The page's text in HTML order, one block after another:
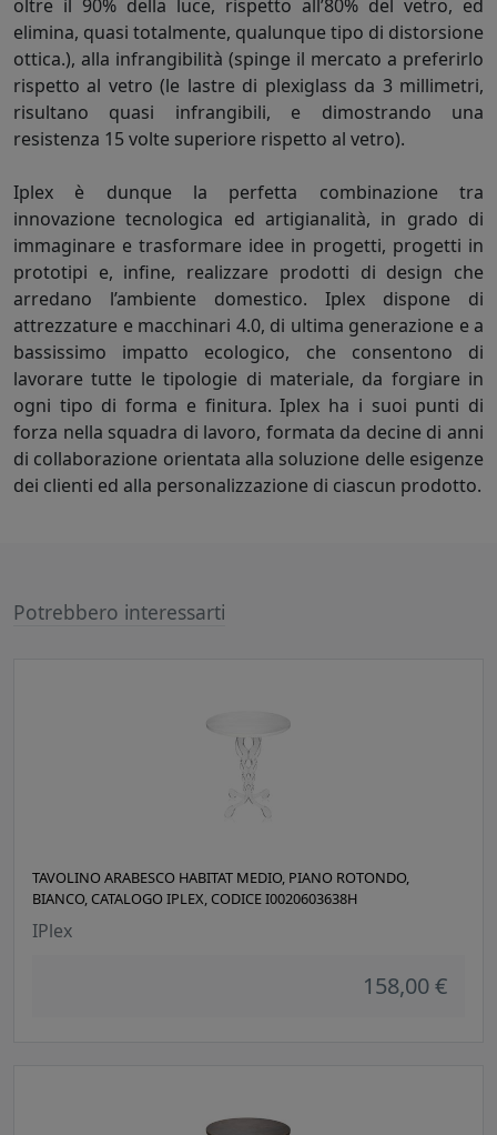
oltre il 90% della luce, rispetto all’80% del vetro, ed
elimina, quasi totalmente, qualunque tipo di distorsione
ottica.), alla infrangibilità (spinge il mercato a preferirlo
rispetto al vetro (le lastre di plexiglass da 3 millimetri,
risultano quasi infrangibili, e dimostrando una
resistenza 15 volte superiore rispetto al vetro).
Iplex è dunque la perfetta combinazione tra
innovazione tecnologica ed artigianalità, in grado di
immaginare e trasformare idee in progetti, progetti in
prototipi e, infine, realizzare prodotti di design che
arredano l’ambiente domestico. Iplex dispone di
attrezzature e macchinari 4.0, di ultima generazione e a
bassissimo impatto ecologico, che consentono di
lavorare tutte le tipologie di materiale, da forgiare in
ogni tipo di forma e finitura. Iplex ha i suoi punti di
forza nella squadra di lavoro, formata da decine di anni
di collaborazione orientata alla soluzione delle esigenze
dei clienti ed alla personalizzazione di ciascun prodotto.
Potrebbero interessarti
TAVOLINO ARABESCO HABITAT MEDIO, PIANO ROTONDO,
BIANCO, CATALOGO IPLEX, CODICE I0020603638H
IPlex
158,00 €